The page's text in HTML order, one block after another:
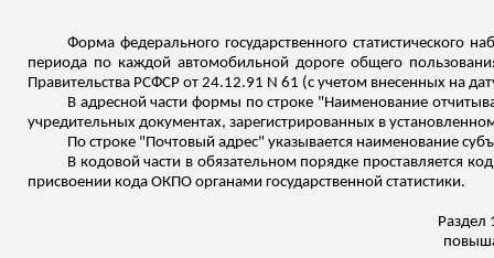
Форма федерального государственного статистического
периода по каждой автомобильной дороге общего
Правительства РСФСР от 24.12.91 N 61 (с учетом внесенных на
В адресной части формы по строке "Наименование
учредительных документах, зарегистрированных в
По строке "Почтовый адрес" указывается наименование
В кодовой части в обязательном порядке проставляется
присвоении кода ОКПО органами государственной статистики.
Раздел